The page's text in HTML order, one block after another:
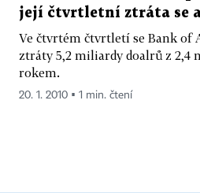
její čtvrtletní ztráta se
Ve čtvrtém čtvrtletí se Bank of
ztráty 5,2 miliardy doalrů z 2,4
rokem.
20. 1. 2010 ▪ 1 min. čtení